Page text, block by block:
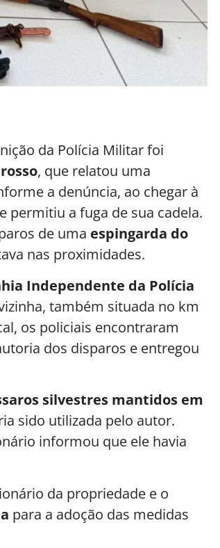
da Polícia Militar foi
, que relatou uma
a denúncia, ao chegar à
permitiu a fuga de sua cadela.
de uma espingarda do
nas proximidades.
Independente da Polícia
também situada no km
os policiais encontraram
dos disparos e entregou
silvestres mantidos em
sido utilizada pelo autor.
informou que ele havia
da propriedade e o
para a adoção das medidas